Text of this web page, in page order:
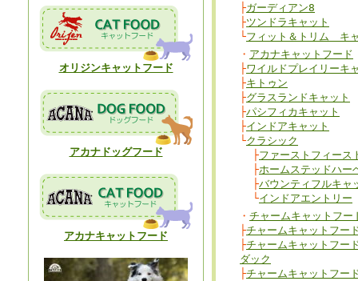
オリジンキャットフード
アカナドッグフード
アカナキャットフード
├ガーディアン8
├ツンドラキャット
└フィット＆トリム キ
・ アカナキャットフード
├ワイルドプレイリーキ
├キトゥン
├グラスランドキャット
├パシフィカキャット
├インドアキャット
└クラシック
├ファーストフィース
├ホームステッドハー
├バウンティフルキャ
└インドアエントリー
・ チャームキャットフー
├チャームキャットフー
├チャームキャットフー
ダック
├チャームキャットフー